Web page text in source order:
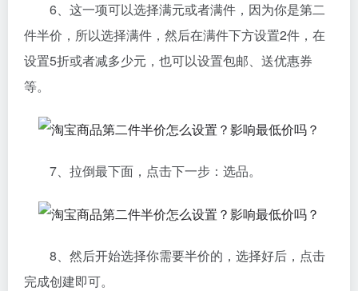
6、这一项可以选择满元或者满件，因为你是第二
件半价，所以选择满件，然后在满件下方设置2件，在
设置5折或者减多少元，也可以设置包邮、送优惠券
等。
7、拉倒最下面，点击下一步：选品。
8、然后开始选择你需要半价的，选择好后，点击
完成创建即可。